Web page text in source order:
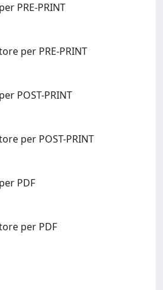
PRE-PRINT
per PRE-PRINT
POST-PRINT
per POST-PRINT
PDF
per PDF